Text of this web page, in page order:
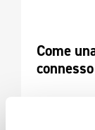
Come
connesso